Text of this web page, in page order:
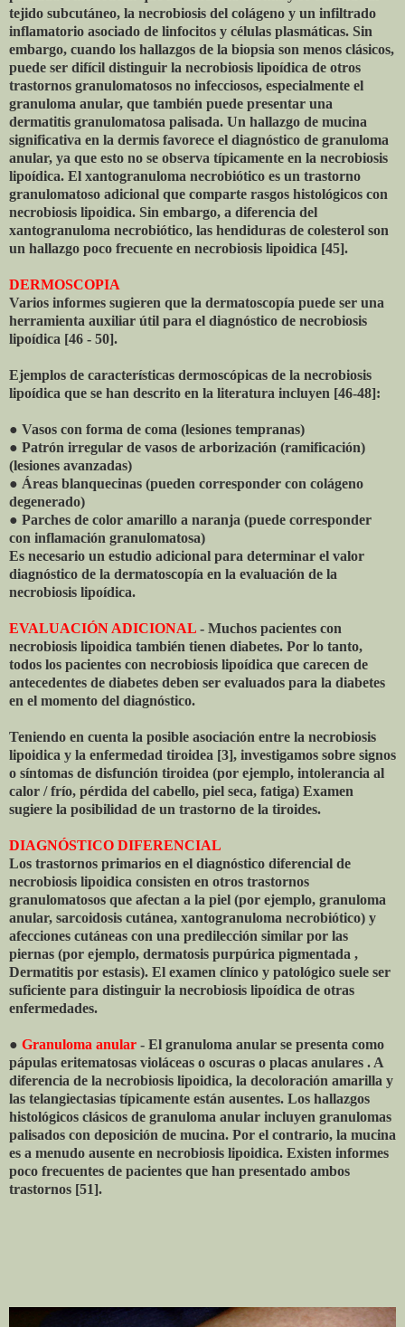
tejido subcutáneo, la necrobiosis del colágeno y un infiltrado
inflamatorio asociado de linfocitos y células plasmáticas. Sin
embargo, cuando los hallazgos de la biopsia son menos clásicos,
puede ser difícil distinguir la necrobiosis lipoídica de otros
trastornos granulomatosos no infecciosos, especialmente el
granuloma anular, que también puede presentar una
dermatitis granulomatosa palisada. Un hallazgo de mucina
significativa en la dermis favorece el diagnóstico de granuloma
anular, ya que esto no se observa típicamente en la necrobiosis
lipoídica. El xantogranuloma necrobiótico es un trastorno
granulomatoso adicional que comparte rasgos histológicos con
necrobiosis lipoidica. Sin embargo, a diferencia del
xantogranuloma necrobiótico, las hendiduras de colesterol son
un hallazgo poco frecuente en necrobiosis lipoidica [45].
DERMOSCOPIA
Varios informes sugieren que la dermatoscopía puede ser una
herramienta auxiliar útil para el diagnóstico de necrobiosis
lipoídica [46 - 50].
Ejemplos de características dermoscópicas de la necrobiosis
lipoídica que se han descrito en la literatura incluyen [46-48]:
● Vasos con forma de coma (lesiones tempranas)
● Patrón irregular de vasos de arborización (ramificación)
(lesiones avanzadas)
● Áreas blanquecinas (pueden corresponder con colágeno
degenerado)
● Parches de color amarillo a naranja (puede corresponder
con inflamación granulomatosa)
Es necesario un estudio adicional para determinar el valor
diagnóstico de la dermatoscopía en la evaluación de la
necrobiosis lipoídica.
EVALUACIÓN ADICIONAL - Muchos pacientes con
necrobiosis lipoidica también tienen diabetes. Por lo tanto,
todos los pacientes con necrobiosis lipoídica que carecen de
antecedentes de diabetes deben ser evaluados para la diabetes
en el momento del diagnóstico.
Teniendo en cuenta la posible asociación entre la necrobiosis
lipoidica y la enfermedad tiroidea [3], investigamos sobre signos
o síntomas de disfunción tiroidea (por ejemplo, intolerancia al
calor / frío, pérdida del cabello, piel seca, fatiga) Examen
sugiere la posibilidad de un trastorno de la tiroides.
DIAGNÓSTICO DIFERENCIAL
Los trastornos primarios en el diagnóstico diferencial de
necrobiosis lipoidica consisten en otros trastornos
granulomatosos que afectan a la piel (por ejemplo, granuloma
anular, sarcoidosis cutánea, xantogranuloma necrobiótico) y
afecciones cutáneas con una predilección similar por las
piernas (por ejemplo, dermatosis purpúrica pigmentada ,
Dermatitis por estasis). El examen clínico y patológico suele ser
suficiente para distinguir la necrobiosis lipoídica de otras
enfermedades.
● Granuloma anular - El granuloma anular se presenta como
pápulas eritematosas violáceas o oscuras o placas anulares . A
diferencia de la necrobiosis lipoidica, la decoloración amarilla y
las telangiectasias típicamente están ausentes. Los hallazgos
histológicos clásicos de granuloma anular incluyen granulomas
palisados ​​con deposición de mucina. Por el contrario, la mucina
es a menudo ausente en necrobiosis lipoidica. Existen informes
poco frecuentes de pacientes que han presentado ambos
trastornos [51].